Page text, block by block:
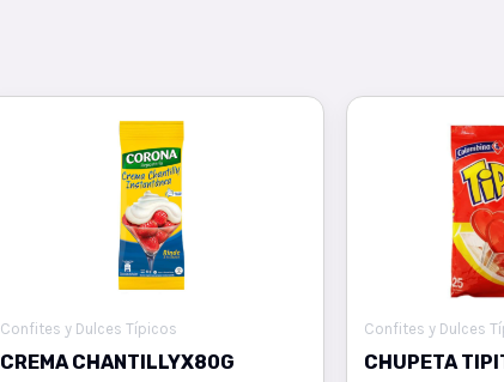
Confites y Dulces Típicos
CREMA CHANTILLYX80G
Confites y Dulces
CHUPETA